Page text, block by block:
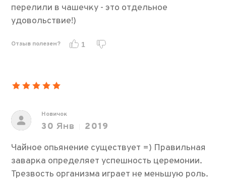
перелили в чашечку - это отдельное
удовольствие!)
Отзыв полезен? 1
Новичок
30 Янв
2019
Чайное опьянение существует =) Правильная
заварка определяет успешность церемонии.
Трезвость организма играет не меньшую роль.